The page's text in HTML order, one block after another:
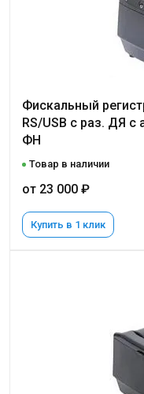
Фискальный
RS/USB с раз. ДЯ
ФН
Товар в наличии
от 23 000 ₽
Купить в 1 клик